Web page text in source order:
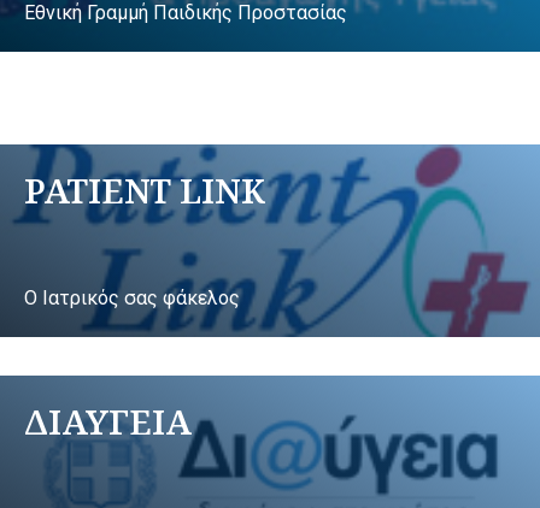
Εθνική Γραμμή Παιδικής Προστασίας
PATIENT LINK
Ο Ιατρικός σας φάκελος
ΔΙΑΥΓΕΙΑ